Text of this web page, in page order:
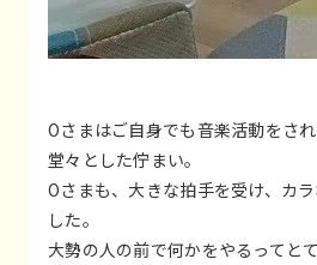
Oさまはご自身でも音楽活動をされ
堂々とした佇まい。
Oさまも、大きな拍手を受け、カ
した。
大勢の人の前で何かをやるってと